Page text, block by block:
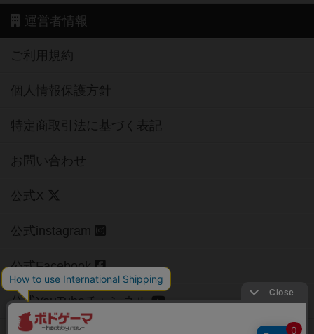
運営者情報
ご利用規約
個人情報保護方針
特定商取引法に基づく表記
お問い合わせ
公式X
公式instagram
公式Facebook
公式YouTubeチャンネル